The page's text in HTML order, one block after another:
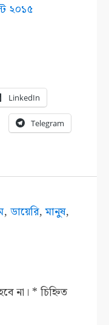
২০১৫
LinkedIn
Telegram
,ডায়েরি,মানুষ,
না। * চিহ্নিত